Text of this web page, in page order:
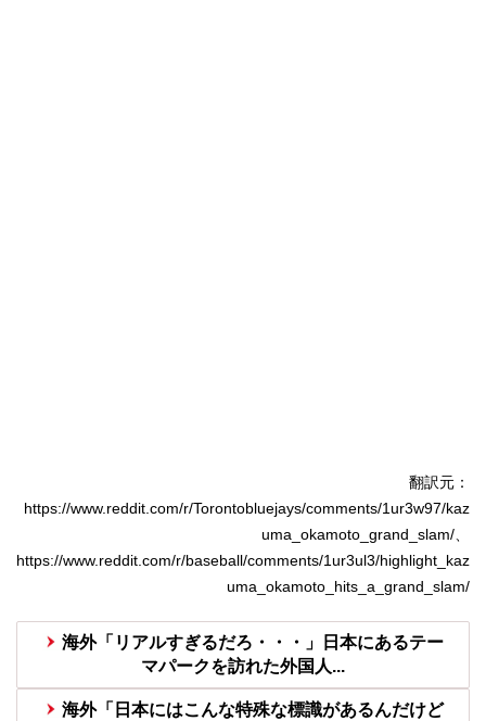
翻訳元：
https://www.reddit.com/r/Torontobluejays/comments/1ur3w97/kaz
uma_okamoto_grand_slam/、
https://www.reddit.com/r/baseball/comments/1ur3ul3/highlight_kaz
uma_okamoto_hits_a_grand_slam/
海外「リアルすぎるだろ・・・」日本にあるテー
マパークを訪れた外国人...
海外「日本にはこんな特殊な標識があるんだけど